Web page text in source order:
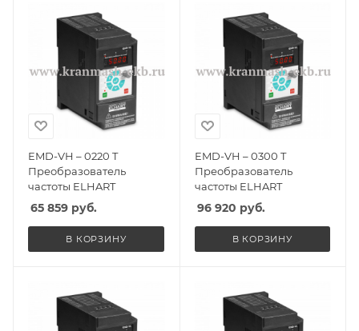
EMD-VH – 0220 T
Преобразователь
частоты ELHART
65 859 руб.
В КОРЗИНУ
EMD-VH – 0300 T
Преобразователь
частоты ELHART
96 920 руб.
В КОРЗИНУ